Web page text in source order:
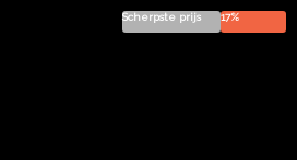
Scherpste prijs 17%